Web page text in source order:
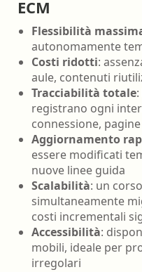
ECM
Flessibilità
autonomamente
Costi ridotti:
aule, contenuti
Tracciabilità totale
registrano ogni
connessione,
Aggiornamento
essere modificati
nuove linee guida
Scalabilità: un
simultaneamente
costi incrementali
Accessibilità:
mobili, ideale per
irregolari